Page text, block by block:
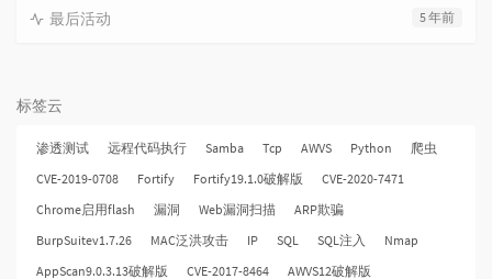
5 年前
最后活动
标签云
渗透测试 远程代码执行 Samba Tcp AWVS Python
爬虫
CVE-2019-0708
Fortify Fortify19.1.0破解版
CVE-2020-7471
Chrome启用flash
漏洞 Web漏洞扫描
ARP欺骗
BurpSuitev1.7.26
MAC泛洪攻击 IP SQL SQL注入
Nmap
AppScan9.0.3.13破解版
CVE-2017-8464 AWVS12破解版